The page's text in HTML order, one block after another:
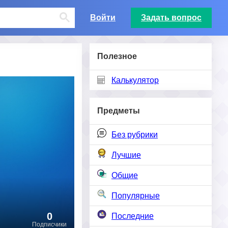
Войти Задать вопрос
Полезное
Калькулятор
Предметы
Без рубрики
Лучшие
Общие
Популярные
Последние
Подписчики
0